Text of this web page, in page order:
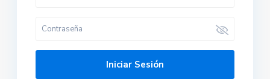
Iniciar Sesión